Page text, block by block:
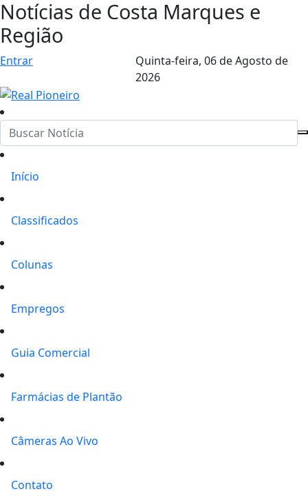
Notícias de Costa Marques e
Região
Entrar Quinta-feira, 06 de Agosto de
2026
Início
Classificados
Colunas
Empregos
Guia Comercial
Farmácias de Plantão
Câmeras Ao Vivo
Contato